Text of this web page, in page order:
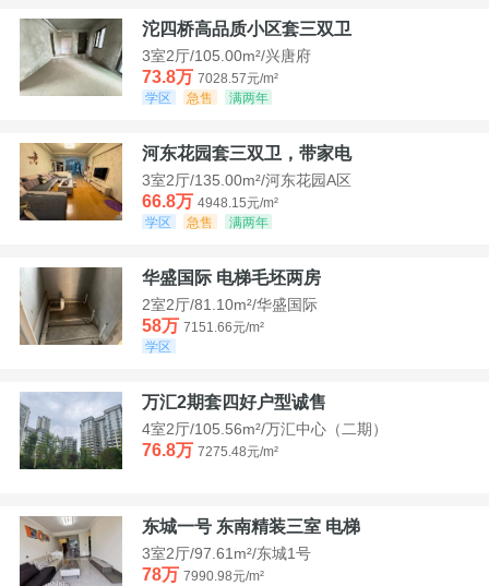
沱四桥高品质小区套三双卫
3室2厅/105.00m²/兴唐府
73.8万 7028.57元/m²
学区
急售 满两年
河东花园套三双卫，带家电
3室2厅/135.00m²/河东花园A区
66.8万 4948.15元/m²
学区
急售 满两年
华盛国际 电梯毛坯两房
2室2厅/81.10m²/华盛国际
58万 7151.66元/m²
学区
万汇2期套四好户型诚售
4室2厅/105.56m²/万汇中心（二期）
76.8万 7275.48元/m²
东城一号 东南精装三室 电梯
3室2厅/97.61m²/东城1号
78万 7990.98元/m²